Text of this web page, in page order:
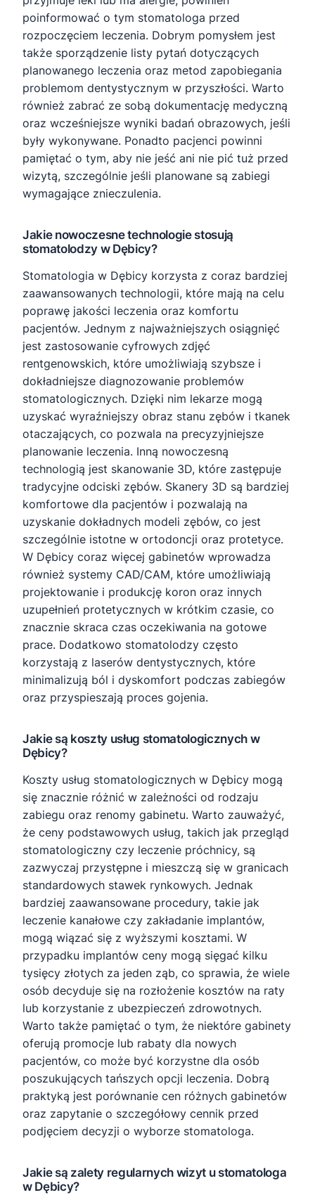
poinformować o tym stomatologa przed
rozpoczęciem leczenia. Dobrym pomysłem jest
także sporządzenie listy pytań dotyczących
planowanego leczenia oraz metod zapobiegania
problemom dentystycznym w przyszłości. Warto
również zabrać ze sobą dokumentację medyczną
oraz wcześniejsze wyniki badań obrazowych, jeśli
były wykonywane. Ponadto pacjenci powinni
pamiętać o tym, aby nie jeść ani nie pić tuż przed
wizytą, szczególnie jeśli planowane są zabiegi
wymagające znieczulenia.
Jakie nowoczesne technologie stosują
stomatolodzy w Dębicy?
Stomatologia w Dębicy korzysta z coraz bardziej
zaawansowanych technologii, które mają na celu
poprawę jakości leczenia oraz komfortu
pacjentów. Jednym z najważniejszych osiągnięć
jest zastosowanie cyfrowych zdjęć
rentgenowskich, które umożliwiają szybsze i
dokładniejsze diagnozowanie problemów
stomatologicznych. Dzięki nim lekarze mogą
uzyskać wyraźniejszy obraz stanu zębów i tkanek
otaczających, co pozwala na precyzyjniejsze
planowanie leczenia. Inną nowoczesną
technologią jest skanowanie 3D, które zastępuje
tradycyjne odciski zębów. Skanery 3D są bardziej
komfortowe dla pacjentów i pozwalają na
uzyskanie dokładnych modeli zębów, co jest
szczególnie istotne w ortodoncji oraz protetyce.
W Dębicy coraz więcej gabinetów wprowadza
również systemy CAD/CAM, które umożliwiają
projektowanie i produkcję koron oraz innych
uzupełnień protetycznych w krótkim czasie, co
znacznie skraca czas oczekiwania na gotowe
prace. Dodatkowo stomatolodzy często
korzystają z laserów dentystycznych, które
minimalizują ból i dyskomfort podczas zabiegów
oraz przyspieszają proces gojenia.
Jakie są koszty usług stomatologicznych w
Dębicy?
Koszty usług stomatologicznych w Dębicy mogą
się znacznie różnić w zależności od rodzaju
zabiegu oraz renomy gabinetu. Warto zauważyć,
że ceny podstawowych usług, takich jak przegląd
stomatologiczny czy leczenie próchnicy, są
zazwyczaj przystępne i mieszczą się w granicach
standardowych stawek rynkowych. Jednak
bardziej zaawansowane procedury, takie jak
leczenie kanałowe czy zakładanie implantów,
mogą wiązać się z wyższymi kosztami. W
przypadku implantów ceny mogą sięgać kilku
tysięcy złotych za jeden ząb, co sprawia, że wiele
osób decyduje się na rozłożenie kosztów na raty
lub korzystanie z ubezpieczeń zdrowotnych.
Warto także pamiętać o tym, że niektóre gabinety
oferują promocje lub rabaty dla nowych
pacjentów, co może być korzystne dla osób
poszukujących tańszych opcji leczenia. Dobrą
praktyką jest porównanie cen różnych gabinetów
oraz zapytanie o szczegółowy cennik przed
podjęciem decyzji o wyborze stomatologa.
Jakie są zalety regularnych wizyt u stomatologa
w Dębicy?